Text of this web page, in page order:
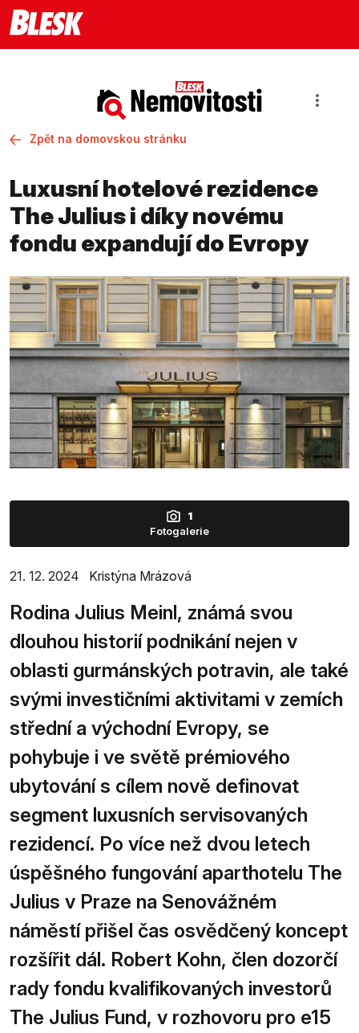
Zpět na domovskou stránku
Luxusní hotelové rezidence
The Julius i díky novému
fondu expandují do Evropy
1
Fotogalerie
21. 12. 2024 Kristýna Mrázová
Rodina Julius Meinl, známá svou
dlouhou historií podnikání nejen v
oblasti gurmánských potravin, ale také
svými investičními aktivitami v zemích
střední a východní Evropy, se
pohybuje i ve světě prémiového
ubytování s cílem nově definovat
segment luxusních servisovaných
rezidencí. Po více než dvou letech
úspěšného fungování aparthotelu The
Julius v Praze na Senovážném
náměstí přišel čas osvědčený koncept
rozšířit dál. Robert Kohn, člen dozorčí
rady fondu kvalifikovaných investorů
The Julius Fund, v rozhovoru pro e15